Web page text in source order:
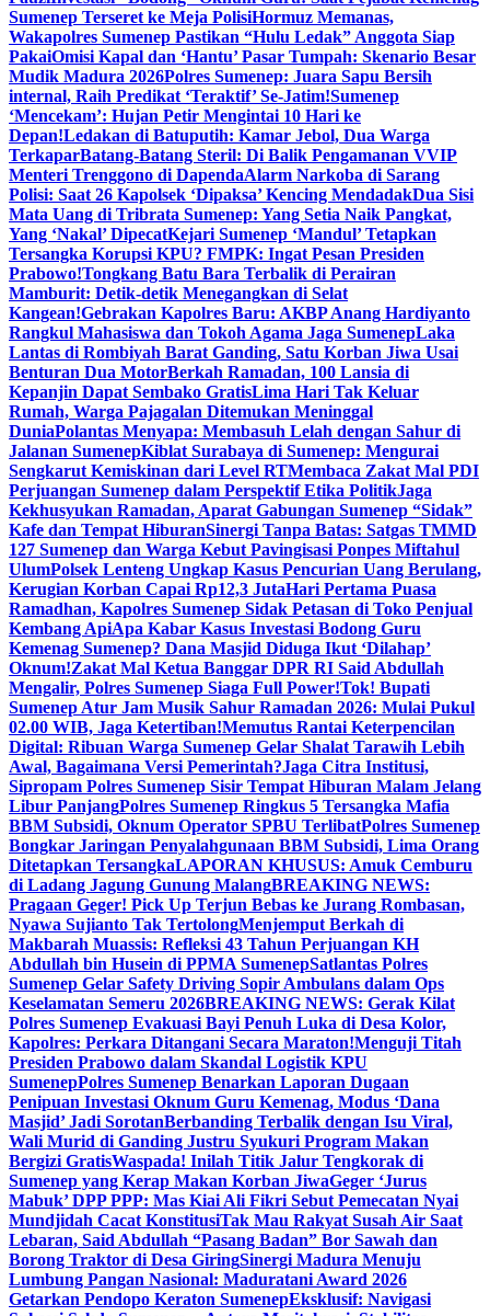
Sumenep Terseret ke Meja PolisiHormuz Memanas,
Wakapolres Sumenep Pastikan “Hulu Ledak” Anggota Siap
PakaiOmisi Kapal dan ‘Hantu’ Pasar Tumpah: Skenario Besar
Mudik Madura 2026Polres Sumenep: Juara Sapu Bersih
internal, Raih Predikat ‘Teraktif’ Se-Jatim!Sumenep
‘Mencekam’: Hujan Petir Mengintai 10 Hari ke
Depan!Ledakan di Batuputih: Kamar Jebol, Dua Warga
TerkaparBatang-Batang Steril: Di Balik Pengamanan VVIP
Menteri Trenggono di DapendaAlarm Narkoba di Sarang
Polisi: Saat 26 Kapolsek ‘Dipaksa’ Kencing MendadakDua Sisi
Mata Uang di Tribrata Sumenep: Yang Setia Naik Pangkat,
Yang ‘Nakal’ DipecatKejari Sumenep ‘Mandul’ Tetapkan
Tersangka Korupsi KPU? FMPK: Ingat Pesan Presiden
Prabowo!Tongkang Batu Bara Terbalik di Perairan
Mamburit: Detik-detik Menegangkan di Selat
Kangean!Gebrakan Kapolres Baru: AKBP Anang Hardiyanto
Rangkul Mahasiswa dan Tokoh Agama Jaga SumenepLaka
Lantas di Rombiyah Barat Ganding, Satu Korban Jiwa Usai
Benturan Dua MotorBerkah Ramadan, 100 Lansia di
Kepanjin Dapat Sembako GratisLima Hari Tak Keluar
Rumah, Warga Pajagalan Ditemukan Meninggal
DuniaPolantas Menyapa: Membasuh Lelah dengan Sahur di
Jalanan SumenepKiblat Surabaya di Sumenep: Mengurai
Sengkarut Kemiskinan dari Level RTMembaca Zakat Mal PDI
Perjuangan Sumenep dalam Perspektif Etika PolitikJaga
Kekhusyukan Ramadan, Aparat Gabungan Sumenep “Sidak”
Kafe dan Tempat HiburanSinergi Tanpa Batas: Satgas TMMD
127 Sumenep dan Warga Kebut Pavingisasi Ponpes Miftahul
UlumPolsek Lenteng Ungkap Kasus Pencurian Uang Berulang,
Kerugian Korban Capai Rp12,3 JutaHari Pertama Puasa
Ramadhan, Kapolres Sumenep Sidak Petasan di Toko Penjual
Kembang ApiApa Kabar Kasus Investasi Bodong Guru
Kemenag Sumenep? Dana Masjid Diduga Ikut ‘Dilahap’
Oknum!Zakat Mal Ketua Banggar DPR RI Said Abdullah
Mengalir, Polres Sumenep Siaga Full Power!Tok! Bupati
Sumenep Atur Jam Musik Sahur Ramadan 2026: Mulai Pukul
02.00 WIB, Jaga Ketertiban!Memutus Rantai Keterpencilan
Digital: Ribuan Warga Sumenep Gelar Shalat Tarawih Lebih
Awal, Bagaimana Versi Pemerintah?Jaga Citra Institusi,
Sipropam Polres Sumenep Sisir Tempat Hiburan Malam Jelang
Libur PanjangPolres Sumenep Ringkus 5 Tersangka Mafia
BBM Subsidi, Oknum Operator SPBU TerlibatPolres Sumenep
Bongkar Jaringan Penyalahgunaan BBM Subsidi, Lima Orang
Ditetapkan TersangkaLAPORAN KHUSUS: Amuk Cemburu
di Ladang Jagung Gunung MalangBREAKING NEWS:
Pragaan Geger! Pick Up Terjun Bebas ke Jurang Rombasan,
Nyawa Sujianto Tak TertolongMenjemput Berkah di
Makbarah Muassis: Refleksi 43 Tahun Perjuangan KH
Abdullah bin Husein di PPMA SumenepSatlantas Polres
Sumenep Gelar Safety Driving Sopir Ambulans dalam Ops
Keselamatan Semeru 2026BREAKING NEWS: Gerak Kilat
Polres Sumenep Evakuasi Bayi Penuh Luka di Desa Kolor,
Kapolres: Perkara Ditangani Secara Maraton!Menguji Titah
Presiden Prabowo dalam Skandal Logistik KPU
SumenepPolres Sumenep Benarkan Laporan Dugaan
Penipuan Investasi Oknum Guru Kemenag, Modus ‘Dana
Masjid’ Jadi SorotanBerbanding Terbalik dengan Isu Viral,
Wali Murid di Ganding Justru Syukuri Program Makan
Bergizi GratisWaspada! Inilah Titik Jalur Tengkorak di
Sumenep yang Kerap Makan Korban JiwaGeger ‘Jurus
Mabuk’ DPP PPP: Mas Kiai Ali Fikri Sebut Pemecatan Nyai
Mundjidah Cacat KonstitusiTak Mau Rakyat Susah Air Saat
Lebaran, Said Abdullah “Pasang Badan” Bor Sawah dan
Borong Traktor di Desa GiringSinergi Madura Menuju
Lumbung Pangan Nasional: Maduratani Award 2026
Getarkan Pendopo Keraton SumenepEksklusif: Navigasi